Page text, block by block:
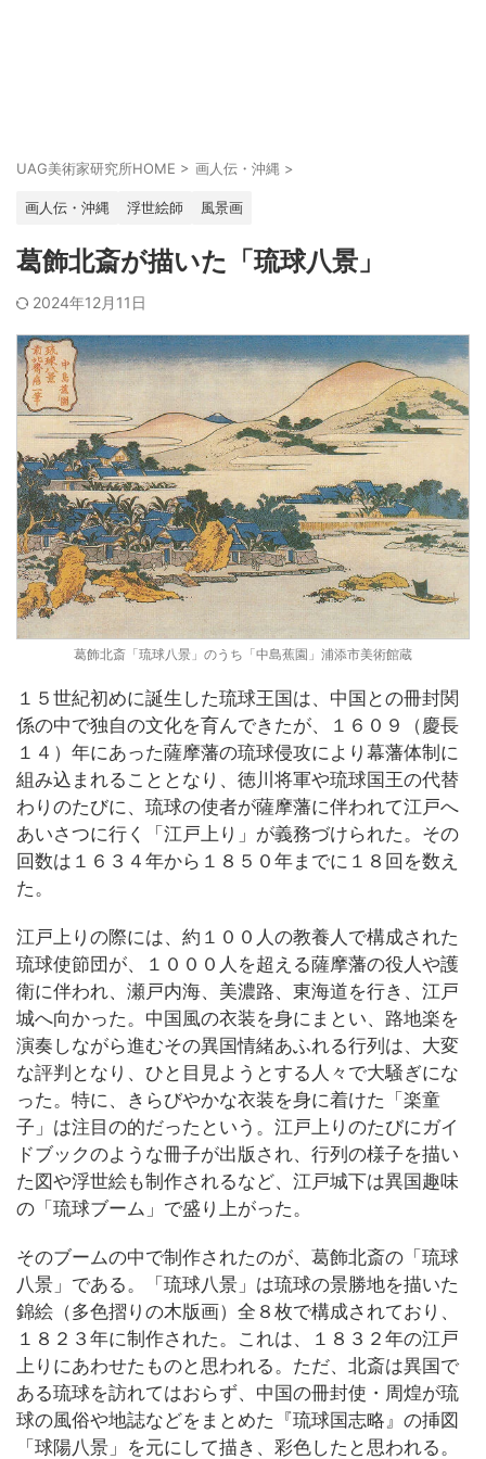
UAG美術家研究所HOME > 画人伝・沖縄 >
画人伝・沖縄 浮世絵師 風景画
葛飾北斎が描いた「琉球八景」
2024年12月11日
葛飾北斎「琉球八景」のうち「中島蕉園」浦添市美術館蔵
１５世紀初めに誕生した琉球王国は、中国との冊封関
係の中で独自の文化を育んできたが、１６０９（慶長
１４）年にあった薩摩藩の琉球侵攻により幕藩体制に
組み込まれることとなり、徳川将軍や琉球国王の代替
わりのたびに、琉球の使者が薩摩藩に伴われて江戸へ
あいさつに行く「江戸上り」が義務づけられた。その
回数は１６３４年から１８５０年までに１８回を数え
た。
江戸上りの際には、約１００人の教養人で構成された
琉球使節団が、１０００人を超える薩摩藩の役人や護
衛に伴われ、瀬戸内海、美濃路、東海道を行き、江戸
城へ向かった。中国風の衣装を身にまとい、路地楽を
演奏しながら進むその異国情緒あふれる行列は、大変
な評判となり、ひと目見ようとする人々で大騒ぎにな
った。特に、きらびやかな衣装を身に着けた「楽童
子」は注目の的だったという。江戸上りのたびにガイ
ドブックのような冊子が出版され、行列の様子を描い
た図や浮世絵も制作されるなど、江戸城下は異国趣味
の「琉球ブーム」で盛り上がった。
そのブームの中で制作されたのが、葛飾北斎の「琉球
八景」である。「琉球八景」は琉球の景勝地を描いた
錦絵（多色摺りの木版画）全８枚で構成されており、
１８２３年に制作された。これは、１８３２年の江戸
上りにあわせたものと思われる。ただ、北斎は異国で
ある琉球を訪れてはおらず、中国の冊封使・周煌が琉
球の風俗や地誌などをまとめた『琉球国志略』の挿図
「球陽八景」を元にして描き、彩色したと思われる。